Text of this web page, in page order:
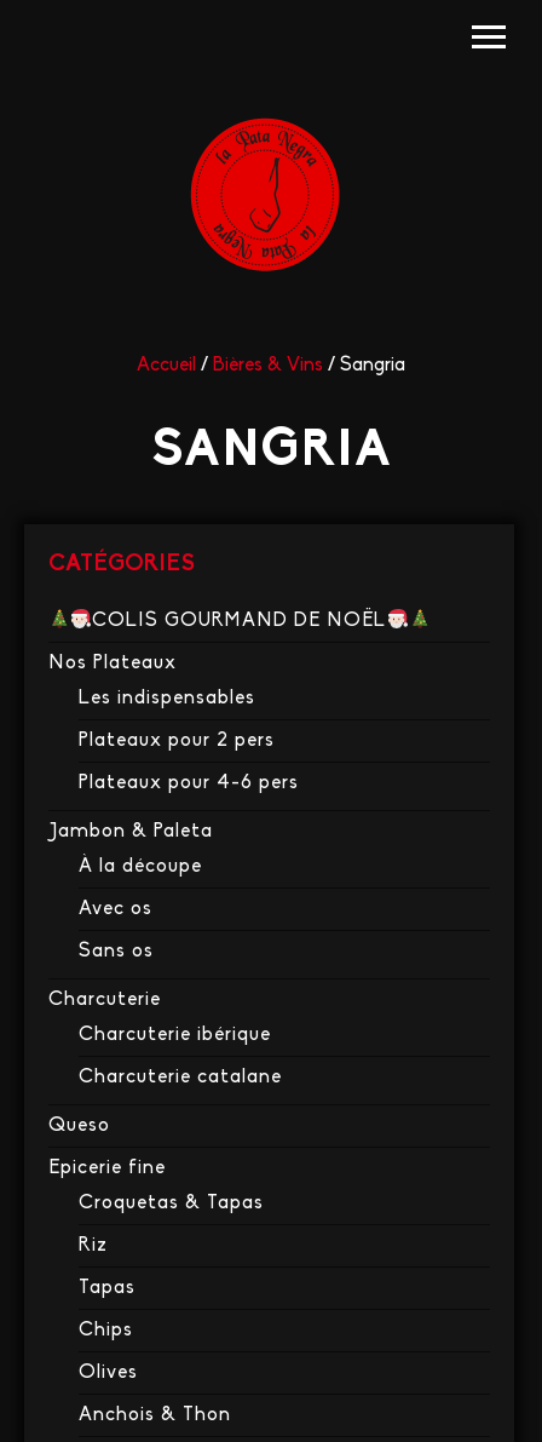
Accueil / Bières & Vins / Sangria
SANGRIA
CATÉGORIES
COLIS GOURMAND DE NOËL
Nos Plateaux
Les indispensables
Plateaux pour 2 pers
Plateaux pour 4-6 pers
Jambon & Paleta
À la découpe
Avec os
Sans os
Charcuterie
Charcuterie ibérique
Charcuterie catalane
Queso
Epicerie fine
Croquetas & Tapas
Riz
Tapas
Chips
Olives
Anchois & Thon